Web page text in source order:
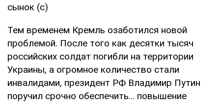
сынок (с)
Тем временем Кремль озаботился новой
проблемой. После того как десятки тысяч
российских солдат погибли на территории
Украины, а огромное количество стали
инвалидами, президент РФ Владимир Путин
поручил срочно обеспечить... повышение